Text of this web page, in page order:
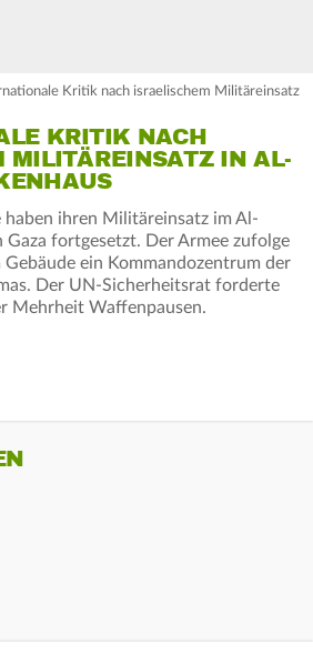
Kritik nach israelischem Militäreinsatz
KRITIK NACH
MILITÄREINSATZ IN AL-
haben ihren Militäreinsatz im Al-
Gaza fortgesetzt. Der Armee zufolge
ein Kommandozentrum der
Der UN-Sicherheitsrat forderte
Mehrheit Waffenpausen.